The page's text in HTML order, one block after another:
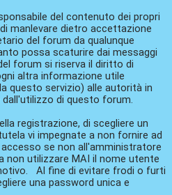
del contenuto dei propri
manlevare dietro accettazione
del forum da qualunque
possa scaturire dai messaggi
forum si riserva il diritto di
altra informazione utile
questo servizio) alle autorità in
di questo forum.
registrazione, di scegliere un
vi impegnate a non fornire ad
se non all'amministratore
non utilizzare MAI il nome utente
Al fine di evitare frodi o furti
una password unica e